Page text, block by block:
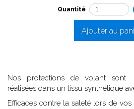
Quantité
Ajouter au
Nos protections de volant sont
réalisées dans un tissu synthétique
Efficaces contre la saleté lors de